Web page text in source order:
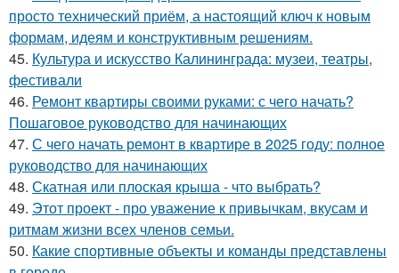
просто технический приём, а настоящий ключ к новым
формам, идеям и конструктивным решениям.
45. Культура и искусство Калининграда: музеи, театры,
фестивали
46. Ремонт квартиры своими руками: с чего начать?
Пошаговое руководство для начинающих
47. С чего начать ремонт в квартире в 2025 году: полное
руководство для начинающих
48. Скатная или плоская крыша - что выбрать?
49. Этот проект - про уважение к привычкам, вкусам и
ритмам жизни всех членов семьи.
50. Какие спортивные объекты и команды представлены